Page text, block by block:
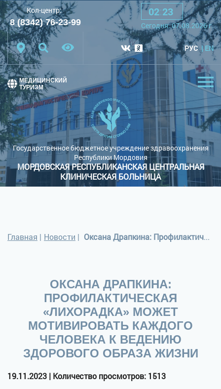
Шрифт: A A A
Цветовая схема: Черная схема
Обычный сайт
Кол-центр:
8 (8342) 76-23-99
02 23
Сегодня:07.08.2026г.
РУС EN
Государственное бюджетное учреждение здравоохранения
Республики Мордовия
МОРДОВСКАЯ РЕСПУБЛИКАНСКАЯ ЦЕНТРАЛЬНАЯ
КЛИНИЧЕСКАЯ БОЛЬНИЦА
МЕДИЦИНСКИЙ
ТУРИЗМ
Главная | Новости | Оксана Драпкина: Профилактическая «лихорадка» может мотивировать каждого человека к ведению здорового образа жизни
ОКСАНА ДРАПКИНА:
ПРОФИЛАКТИЧЕСКАЯ
«ЛИХОРАДКА» МОЖЕТ
МОТИВИРОВАТЬ КАЖДОГО
ЧЕЛОВЕКА К ВЕДЕНИЮ
ЗДОРОВОГО ОБРАЗА ЖИЗНИ
19.11.2023 | Количество просмотров: 1513